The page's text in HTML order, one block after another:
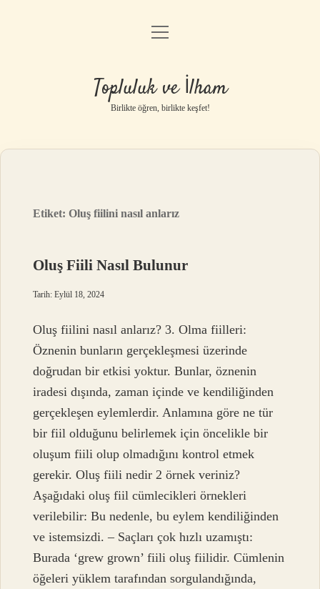
Anasayfa
Gizlilik Politikası
Yasal Uyarı
menüyü
Topluluk ve İlham
Birlikte öğren, birlikte keşfet!
Etiket:Oluş fiilini nasıl anlarız
Oluş Fiili Nasıl Bulunur
Tarih: Eylül 18, 2024
Oluş fiilini nasıl anlarız? 3. Olma fiilleri:
Öznenin bunların gerçekleşmesi üzerinde
doğrudan bir etkisi yoktur. Bunlar, öznenin
iradesi dışında, zaman içinde ve kendiliğinden
gerçekleşen eylemlerdir. Anlamına göre ne tür
bir fiil olduğunu belirlemek için öncelikle bir
oluşum fiili olup olmadığını kontrol etmek
gerekir. Oluş fiili nedir 2 örnek veriniz?
Aşağıdaki oluş fiil cümlecikleri örnekleri
verilebilir: Bu nedenle, bu eylem kendiliğinden
ve istemsizdi. – Saçları çok hızlı uzamıştı:
Burada ‘grew grown’ fiili oluş fiilidir. Cümlenin
öğeleri yüklem tarafından sorgulandığında,